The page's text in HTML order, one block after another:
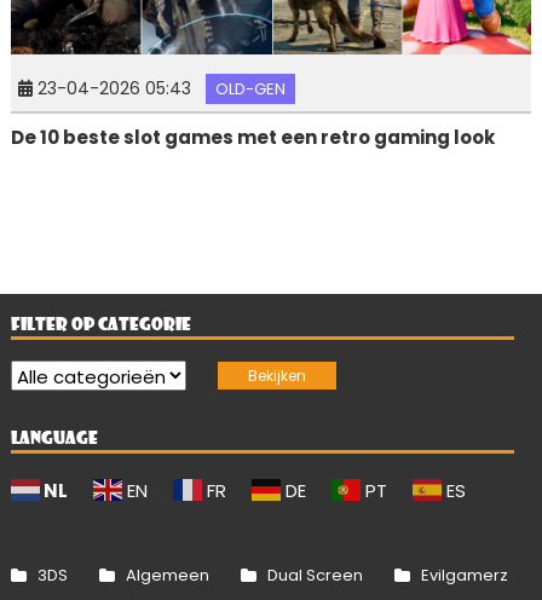
23-04-2026 05:43 OLD-GEN
De 10 beste slot games met een retro gaming look
FILTER OP CATEGORIE
LANGUAGE
NL EN FR DE PT ES
3DS Algemeen Dual Screen
Evilgamerz